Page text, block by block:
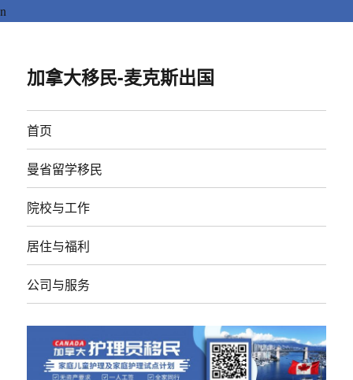
n
加拿大移民-麦克斯出国
首页
曼省留学移民
院校与工作
居住与福利
公司与服务